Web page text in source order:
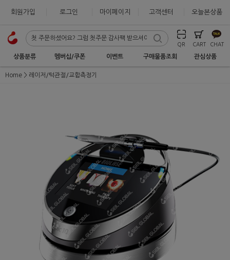
회원가입 로그인 마이페이지 고객센터 오늘본상품
QR CART CHAT
상품분류 멤버십/쿠폰 이벤트 구매물품조회 관심상품
Home 레이저/턱관절/교합측정기